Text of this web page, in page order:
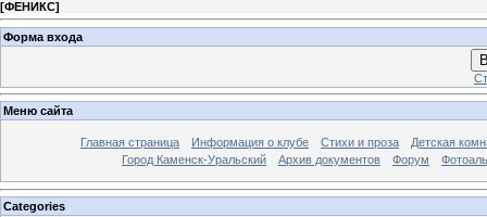
[ФЕНИКС]
Форма входа
Меню сайта
Главная страница Информация о клубе Стихи и проза
Детская
Город Каменск-Уральский
Архив документов Форум
Categories